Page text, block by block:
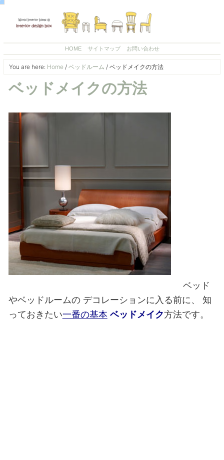
HOME サイトマップ お問い合わせ
You are here: Home / ベッドルーム /ベッドメイクの方法
ベッドメイクの方法
ベッド
やベッドルームのデコレーションに入る前に、
知
っておきたい一番の基本 ベッドメイク方法です。